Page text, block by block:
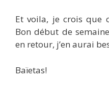
Et voila, je crois que
Bon début de
en retour, j’en aurai
Baïetas!